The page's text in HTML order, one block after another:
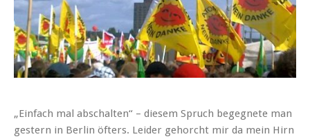
„Ein­fach mal abschal­ten“ – diesem Spruch begeg­nete man
gestern in Berlin öfters. Lei­der gehorcht mir da mein Hirn